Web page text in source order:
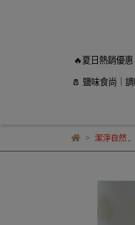
🔥夏日熱銷優惠
🧂 鹽味食尚｜
潔淨自然,